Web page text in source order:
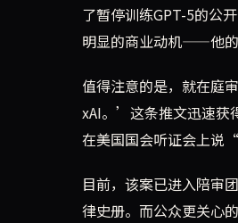
了暂停训练GPT-5的公
明显的商业动机——他的
值得注意的是，就在庭
xAI。’这条推文迅速获
在美国国会听证会上说
目前，该案已进入陪审
律史册。而公众更关心